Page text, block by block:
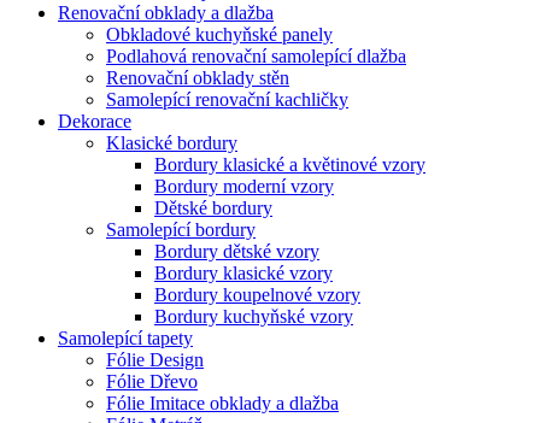
Renovační obklady a dlažba
Obkladové kuchyňské panely
Podlahová renovační samolepící dlažba
Renovační obklady stěn
Samolepící renovační kachličky
Dekorace
Klasické bordury
Bordury klasické a květinové vzory
Bordury moderní vzory
Dětské bordury
Samolepící bordury
Bordury dětské vzory
Bordury klasické vzory
Bordury koupelnové vzory
Bordury kuchyňské vzory
Samolepící tapety
Fólie Design
Fólie Dřevo
Fólie Imitace obklady a dlažba